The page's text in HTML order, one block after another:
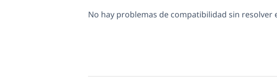
No hay problemas de compatibilidad sin resolver